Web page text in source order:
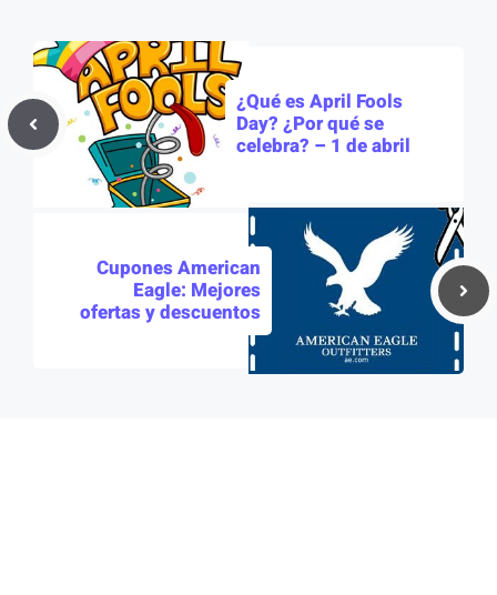
¿Qué es April Fools
Day? ¿Por qué se
celebra? – 1 de abril
Cupones American
Eagle: Mejores
ofertas y descuentos